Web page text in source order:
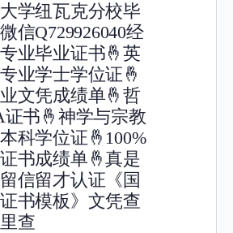
学纽瓦克分校毕
信Q729926040经
业毕业证书🤞英
业学士学位证🤞
文凭成绩单🤞哲
书🤞神学与宗教
科学位证🤞100%
书成绩单🤞真是
信留才认证《国
书模板》文凭查
查